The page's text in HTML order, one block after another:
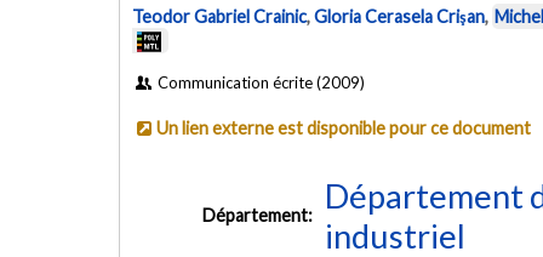
Teodor Gabriel Crainic,Gloria Cerasela Crişan,
Communication écrite (2009)
Un lien externe est disponible pour ce document
Département:
Département
industriel